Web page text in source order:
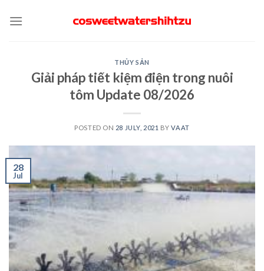
THỦY SẢN
Giải pháp tiết kiệm điện trong nuôi
tôm Update 08/2026
POSTED ON 28 JULY, 2021 BYVAAT
28
Jul